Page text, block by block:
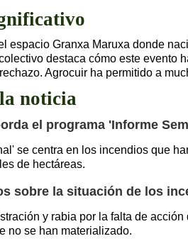
espacio Granxa Maruxa donde
destaca cómo este evento
Agrocuir ha permitido a
noticia
el programa 'Informe
se centra en los incendios que
de hectáreas.
sobre la situación de los
y rabia por la falta de
no se han materializado.